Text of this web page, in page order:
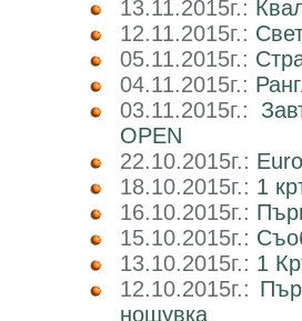
13.11.2015г.:
12.11.2015г.:
05.11.2015г.:
04.11.2015г.:
03.11.2015г.:
OPEN
22.10.2015г.:
18.10.2015г.: 1
16.10.2015г.:
15.10.2015г.:
13.10.2015г.: 1
12.10.2015г.:
нощувка